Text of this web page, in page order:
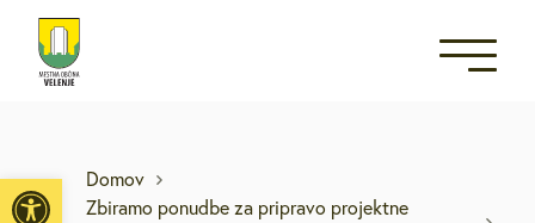
Open toolbar
Domov
Zbiramo ponudbe za pripravo projektne